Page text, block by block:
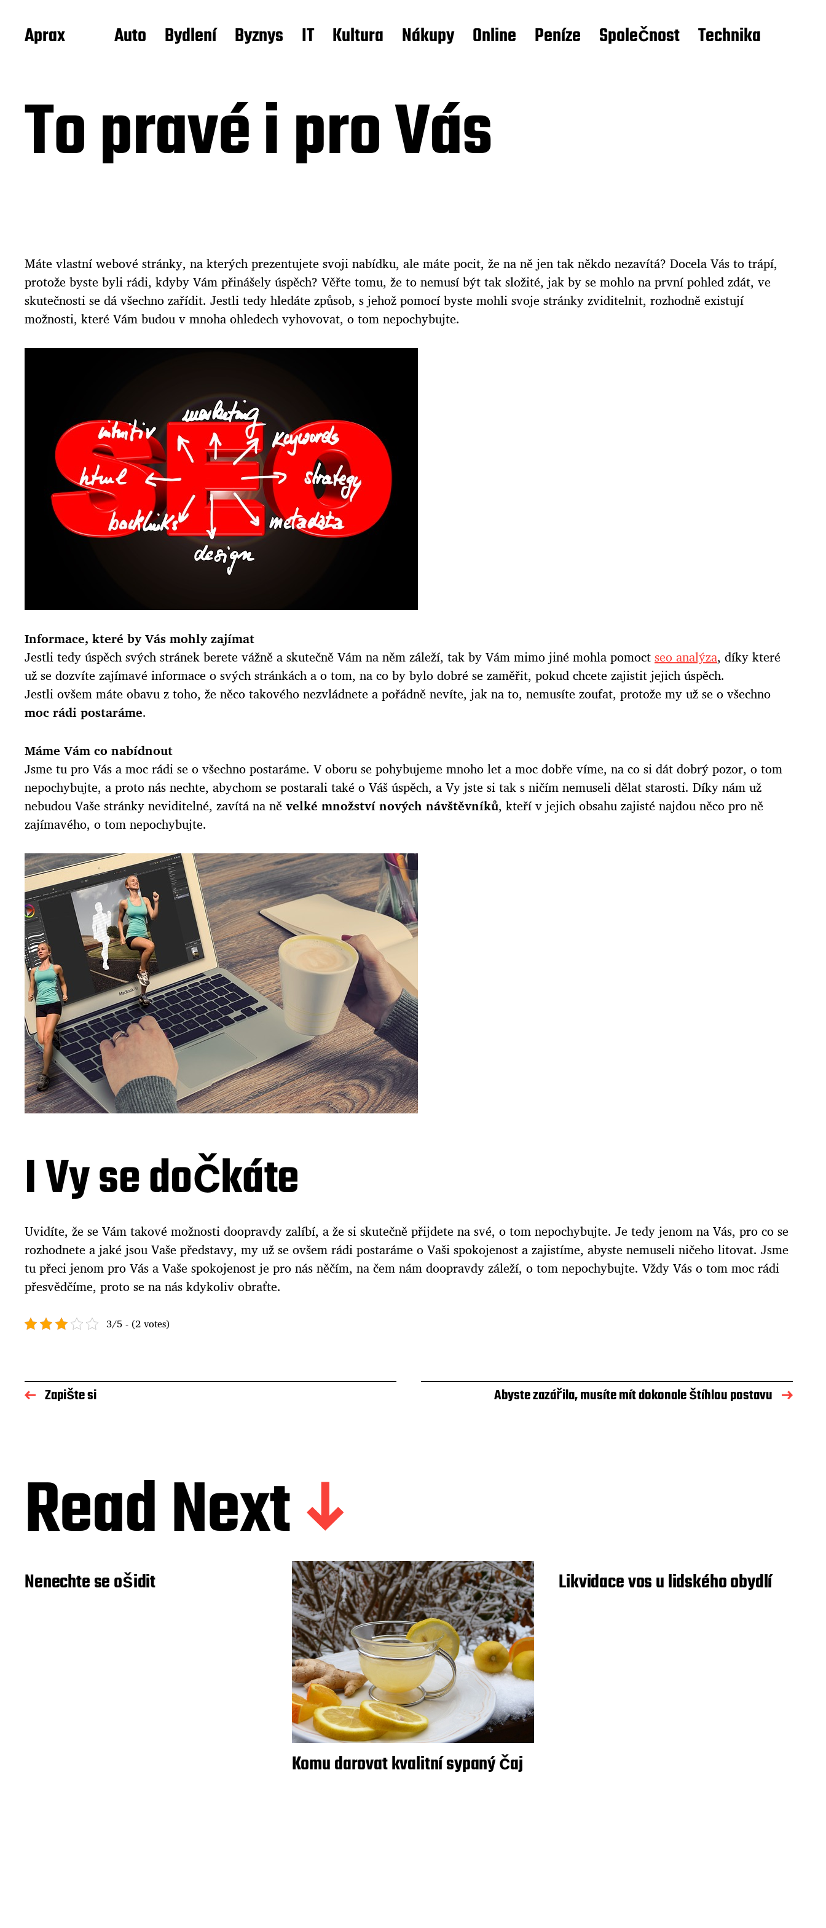
Aprax Auto Bydlení Byznys IT Kultura Nákupy Online Peníze Společnost Technika
To pravé i pro Vás
Máte vlastní webové stránky, na kterých prezentujete svoji nabídku, ale máte pocit, že na ně jen tak někdo nezavítá? Docela Vás to trápí,
protože byste byli rádi, kdyby Vám přinášely úspěch? Věřte tomu, že to nemusí být tak složité, jak by se mohlo na první pohled zdát, ve
skutečnosti se dá všechno zařídit. Jestli tedy hledáte způsob, s jehož pomocí byste mohli svoje stránky zviditelnit, rozhodně existují
možnosti, které Vám budou v mnoha ohledech vyhovovat, o tom nepochybujte.
Informace, které by Vás mohly zajímat
Jestli tedy úspěch svých stránek berete vážně a skutečně Vám na něm záleží, tak by Vám mimo jiné mohla pomoctseo analýza, díky které
už se dozvíte zajímavé informace o svých stránkách a o tom, na co by bylo dobré se zaměřit, pokud chcete zajistit jejich úspěch.
Jestli ovšem máte obavu z toho, že něco takového nezvládnete a pořádně nevíte, jak na to, nemusíte zoufat, protože my už se o všechno
moc rádi postaráme.
Máme Vám co nabídnout
Jsme tu pro Vás a moc rádi se o všechno postaráme. V oboru se pohybujeme mnoho let a moc dobře víme, na co si dát dobrý pozor, o tom
nepochybujte, a proto nás nechte, abychom se postarali také o Váš úspěch, a Vy jste si tak s ničím nemuseli dělat starosti. Díky nám už
nebudou Vaše stránky neviditelné, zavítá na něvelké množství nových návštěvníků, kteří v jejich obsahu zajisté najdou něco pro ně
zajímavého, o tom nepochybujte.
I Vy se dočkáte
Uvidíte, že se Vám takové možnosti doopravdy zalíbí, a že si skutečně přijdete na své, o tom nepochybujte. Je tedy jenom na Vás, pro co se
rozhodnete a jaké jsou Vaše představy, my už se ovšem rádi postaráme o Vaši spokojenost a zajistíme, abyste nemuseli ničeho litovat. Jsme
tu přeci jenom pro Vás a Vaše spokojenost je pro nás něčím, na čem nám doopravdy záleží, o tom nepochybujte. Vždy Vás o tom moc rádi
přesvědčíme, proto se na nás kdykoliv obraťte.
3/5 - (2 votes)
Zapište si Abyste zazářila, musíte mít dokonale štíhlou postavu
Read Next
Nenechte se ošidit
Komu darovat kvalitní sypaný čaj
Likvidace vos u lidského obydlí